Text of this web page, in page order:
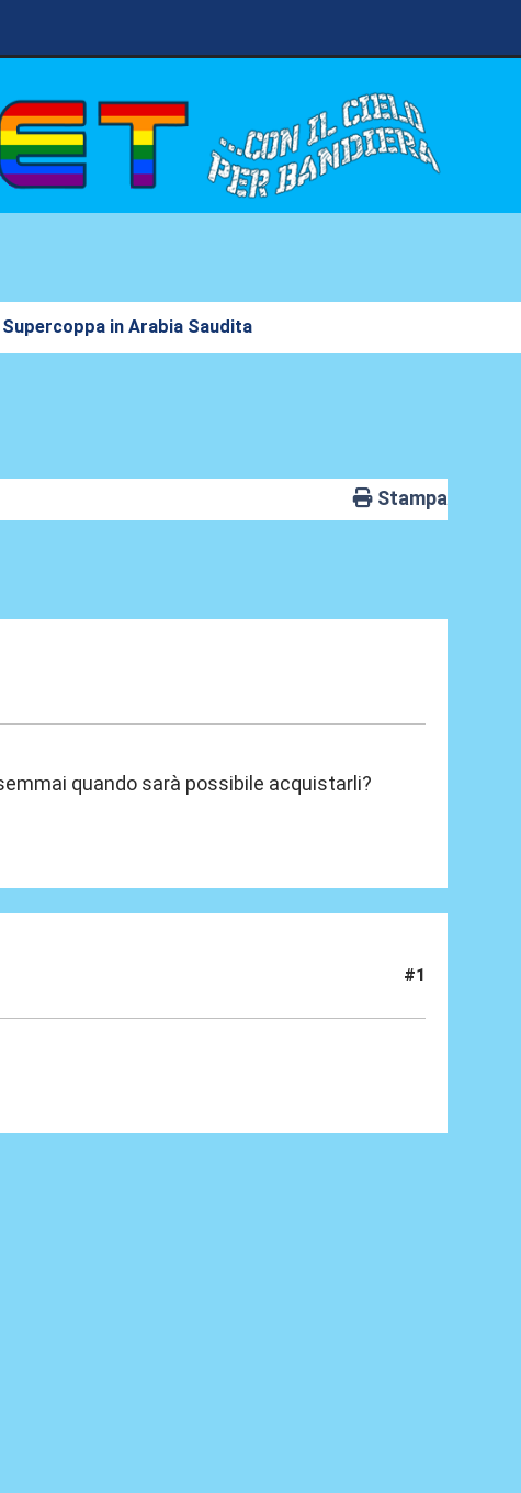
in Arabia Saudita
Stampa
quando sarà possibile acquistarli?
#1